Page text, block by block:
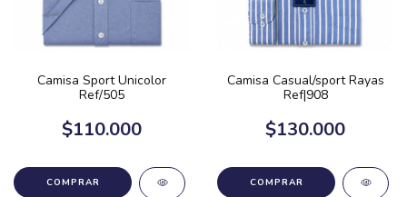
Camisa Sport Unicolor
Ref/505
$110.000
COMPRAR
Camisa Casual/sport Rayas
Ref|908
$130.000
COMPRAR